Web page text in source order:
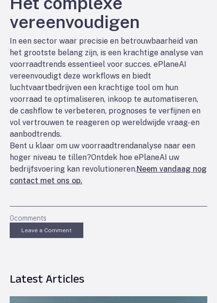
vereenvoudigen
In een sector waar precisie en betrouwbaarheid van
het grootste belang zijn, is een krachtige analyse van
voorraadtrends essentieel voor succes. ePlaneAI
vereenvoudigt deze workflows en biedt
luchtvaartbedrijven een krachtige tool om hun
voorraad te optimaliseren, inkoop te automatiseren,
de cashflow te verbeteren, prognoses te verfijnen en
vol vertrouwen te reageren op wereldwijde vraag- en
aanbodtrends.
Bent u klaar om uw voorraadtrendanalyse naar een
hoger niveau te tillen?Ontdek hoe ePlaneAI uw
bedrijfsvoering kan revolutioneren.Neem vandaag nog
contact met ons op.
0comments
Leave a Comment
Latest Articles